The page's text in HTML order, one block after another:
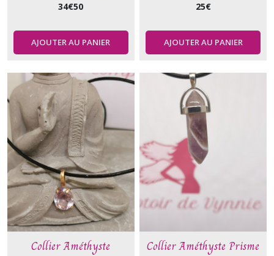
34€50
AJOUTER AU PANIER
25€
AJOUTER AU PANIER
Collier Améthyste Collier Améthyste Prisme